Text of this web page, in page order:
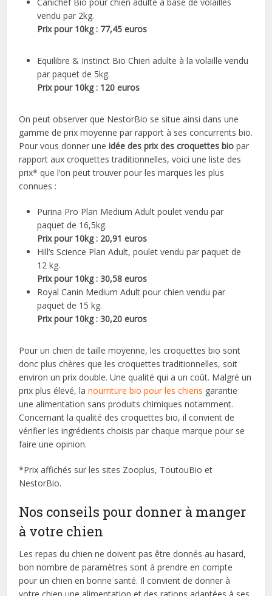
vendu par 2kg.
Prix pour 10kg : 77,45 euros
Equilibre & Instinct Bio Chien adulte à la volaille vendu
par paquet de 5kg.
Prix pour 10kg : 120 euros
On peut observer que NestorBio se situe ainsi dans une
gamme de prix moyenne par rapport à ses concurrents bio.
Pour vous donner uneidée des prix des croquettes bio par
rapport aux croquettes traditionnelles, voici une liste des
prix* que l’on peut trouver pour les marques les plus
connues :
Purina Pro Plan Medium Adult poulet vendu par
paquet de 16,5kg.
Prix pour 10kg : 20,91 euros
Hill’s Science Plan Adult, poulet vendu par paquet de
12 kg.
Prix pour 10kg : 30,58 euros
Royal Canin Medium Adult pour chien vendu par
paquet de 15 kg.
Prix pour 10kg : 30,20 euros
Pour un chien de taille moyenne, les croquettes bio sont
donc plus chères que les croquettes traditionnelles, soit
environ un prix double. Une qualité qui a un coût. Malgré un
prix plus élevé, lanourriture bio pour les chiens garantie
une alimentation sans produits chimiques notamment.
Concernant la qualité des croquettes bio, il convient de
vérifier les ingrédients choisis par chaque marque pour se
faire une opinion.
*Prix affichés sur les sites Zooplus, ToutouBio et
NestorBio.
Nos conseils pour donner à manger
à votre chien
Les repas du chien ne doivent pas être donnés au hasard,
bon nombre de paramètres sont à prendre en compte
pour un chien en bonne santé. Il convient de donner à
votre chien une alimentation et des rations adaptées à ses